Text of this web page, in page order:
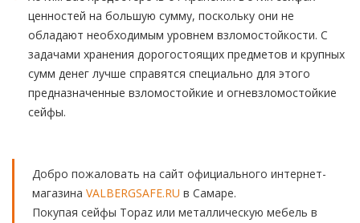
ценностей на большую сумму, поскольку они не
обладают необходимым уровнем взломостойкости. С
задачами хранения дорогостоящих предметов и крупных
сумм денег лучше справятся специально для этого
предназначенные взломостойкие и огневзломостойкие
сейфы.
Добро пожаловать на сайт официального интернет-
магазина VALBERGSAFE.RU в Самаре.
Покупая сейфы Topaz или металлическую мебель в